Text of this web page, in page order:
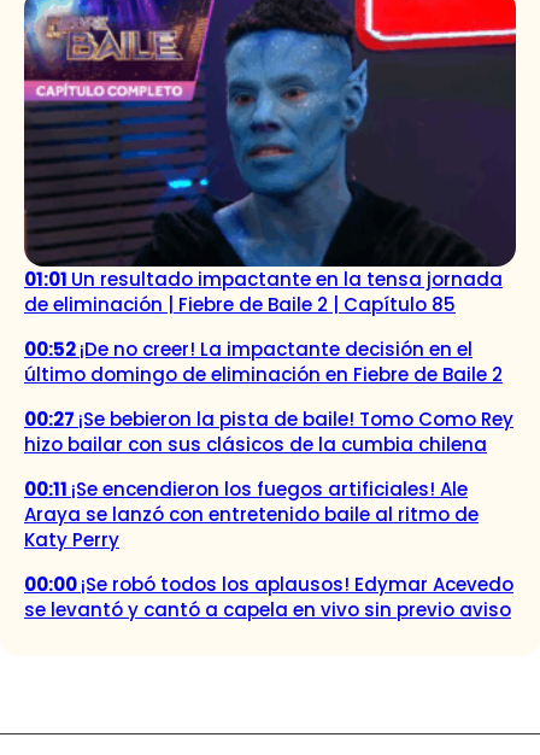
01:01 Un resultado impactante en la tensa jornada
de eliminación | Fiebre de Baile 2 | Capítulo 85
00:52¡De no creer! La impactante decisión en el
último domingo de eliminación en Fiebre de Baile 2
00:27 ¡Se bebieron la pista de baile! Tomo Como Rey
hizo bailar con sus clásicos de la cumbia chilena
00:11 ¡Se encendieron los fuegos artificiales! Ale
Araya se lanzó con entretenido baile al ritmo de
Katy Perry
00:00¡Se robó todos los aplausos! Edymar Acevedo
se levantó y cantó a capela en vivo sin previo aviso